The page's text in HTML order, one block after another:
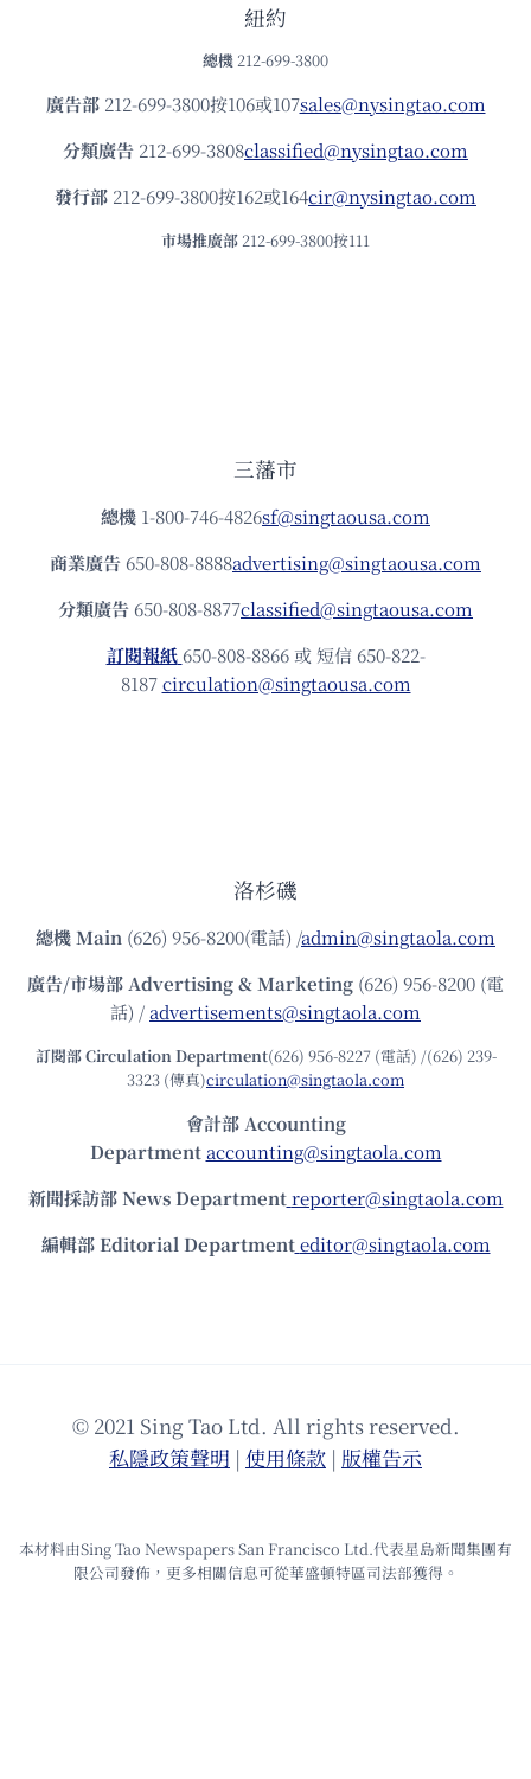
紐約
總機 212-699-3800
廣告部212-699-3800按106或107sales@nysingtao.com
分類廣告 212-699-3808classified@nysingtao.com
發⾏部 212-699-3800按162或164cir@nysingtao.com
市場推廣部 212-699-3800按111
三藩市
總機 1-800-746-4826sf@singtaousa.com
商業廣告 650-808-8888advertising@singtaousa.com
分類廣告 650-808-8877classified@singtaousa.com
訂閱報紙 650-808-8866 或 短信 650-822-
8187circulation@singtaousa.com
洛杉磯
總機Main (626) 956-8200(電話) /admin@singtaola.com
廣告/市場部Advertising & Marketing (626) 956-8200 (電
話) /advertisements@singtaola.com
訂閱部 Circulation Department(626) 956-8227 (電話) /(626) 239-
3323 (傳真)circulation@singtaola.com
會計部 Accounting
Department accounting@singtaola.com
新聞採訪部 News Department reporter@singtaola.com
編輯部 Editorial Department editor@singtaola.com
© 2021 Sing Tao Ltd. All rights reserved.
私隱政策聲明 | 使⽤條款 | 版權告⽰
本材料由Sing Tao Newspapers San Francisco Ltd.代表星島新聞集團有
限公司發佈，更多相關信息可從華盛頓特區司法部獲得。